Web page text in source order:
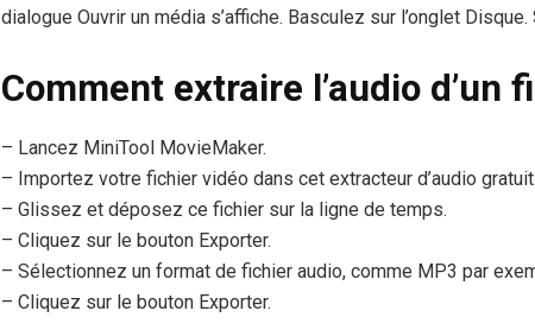
dialogue Ouvrir un média s’affiche. Basculez sur l’onglet
Comment extraire l’audio d’un
– Lancez MiniTool MovieMaker.
– Importez votre fichier vidéo dans cet extracteur d’audio gratuit.
– Glissez et déposez ce fichier sur la ligne de temps.
– Cliquez sur le bouton Exporter.
– Sélectionnez un format de fichier audio, comme MP3 par
– Cliquez sur le bouton Exporter.